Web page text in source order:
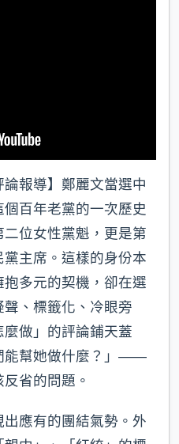
論報導】鄭麗文當選中
百年老黨的一次歷史
位女性黨魁，更是第
主席。這樣的身份本
多元的契機，卻在選
、標籤化、冷眼旁
做」的評論鋪天蓋
能幫她做什麼？」——
省的問題。
應有的團結氣勢。外